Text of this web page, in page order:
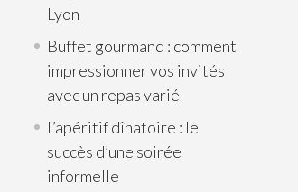
Lyon
Buffet gourmand : comment
impressionner vos invités
avec un repas varié
L’apéritif dînatoire : le
succès d’une soirée
informelle